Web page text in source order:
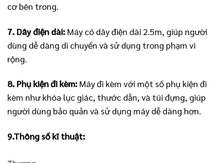
cơ bên trong.
7. Dây điện dài: Máy có dây điện dài 2.5m, giúp người
dùng dễ dàng di chuyển và sử dụng trong phạm vi
rộng.
8. Phụ kiện đi kèm: Máy đi kèm với một số phụ kiện đi
kèm như khóa lục giác, thước dẫn, và túi đựng, giúp
người dùng bảo quản và sử dụng máy dễ dàng hơn.
9.Thông số kĩ thuật: